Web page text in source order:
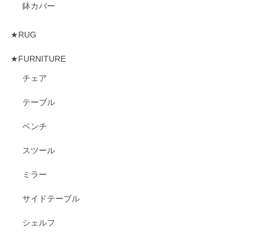
鉢カバー
★RUG
★FURNITURE
チェア
テーブル
ベンチ
スツール
ミラー
サイドテーブル
シェルフ